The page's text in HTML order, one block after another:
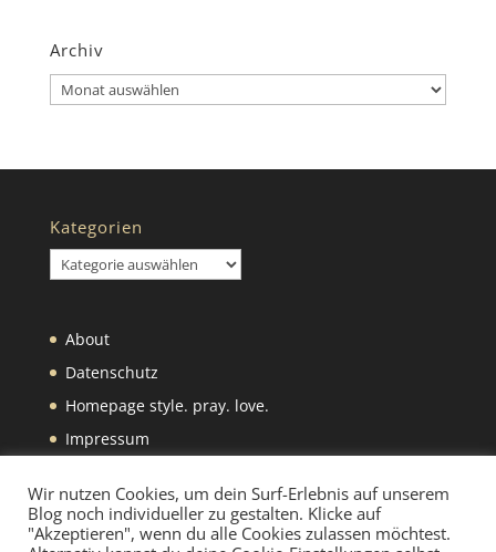
Archiv
Archiv
Kategorien
Kategorien
About
Datenschutz
Homepage style. pray. love.
Impressum
Wir nutzen Cookies, um dein Surf-Erlebnis auf unserem
Blog noch individueller zu gestalten. Klicke auf
"Akzeptieren", wenn du alle Cookies zulassen möchtest.